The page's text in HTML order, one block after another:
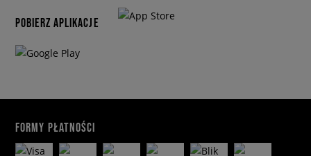
POBIERZ APLIKACJE
FORMY PŁATNOŚCI